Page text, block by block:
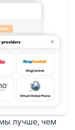
лучше, чем